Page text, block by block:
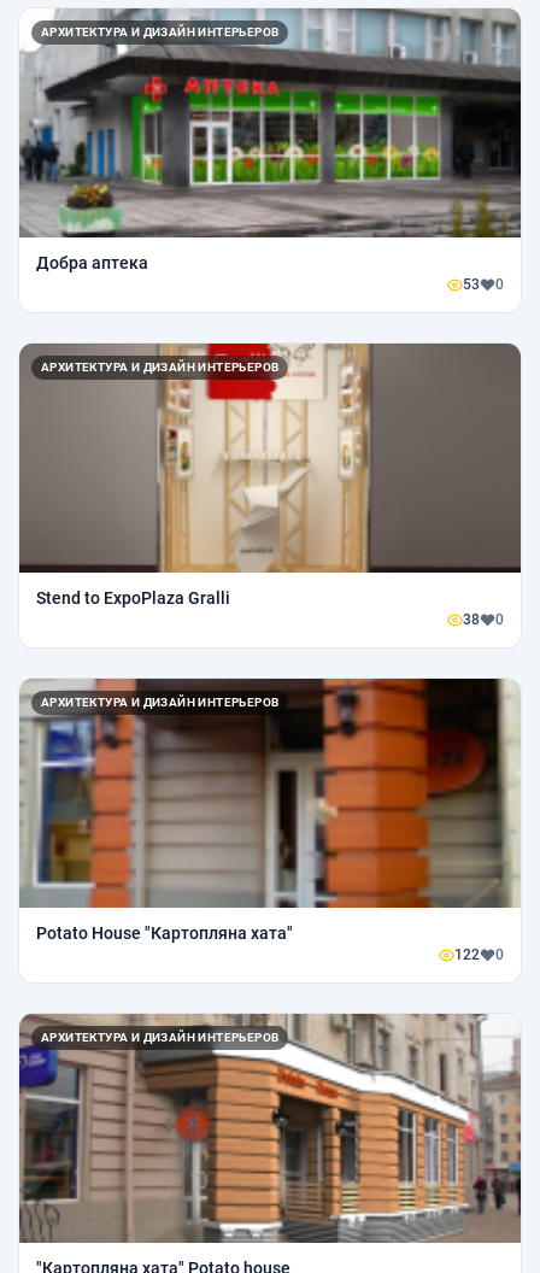
АРХИТЕКТУРА И ДИЗАЙН ИНТЕРЬЕРОВ
Добра аптека
53 0
АРХИТЕКТУРА И ДИЗАЙН ИНТЕРЬЕРОВ
Stend to ExpoPlaza Gralli
38 0
АРХИТЕКТУРА И ДИЗАЙН ИНТЕРЬЕРОВ
Potato House "Картопляна хата"
122 0
АРХИТЕКТУРА И ДИЗАЙН ИНТЕРЬЕРОВ
"Картопляна хата" Potato house